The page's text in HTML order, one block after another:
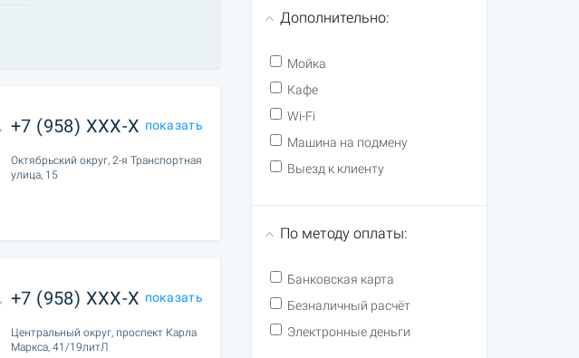
+7 (958) XXX-X показать
Октябрьский округ, 2-я Транспортная
улица, 15
+7 (958) XXX-X показать
Центральный округ, проспект Карла
Маркса, 41/19литЛ
Дополнительно:
Мойка
Кафе
Wi-Fi
Машина на подмену
Выезд к клиенту
По методу оплаты:
Банковская карта
Безналичный расчёт
Электронные деньги